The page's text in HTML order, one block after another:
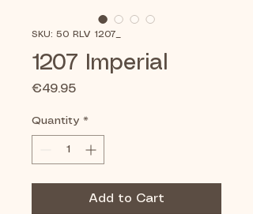
SKU: 50 RLV 1207_
1207 Imperial
€49.95Price
Quantity *
Add to Cart